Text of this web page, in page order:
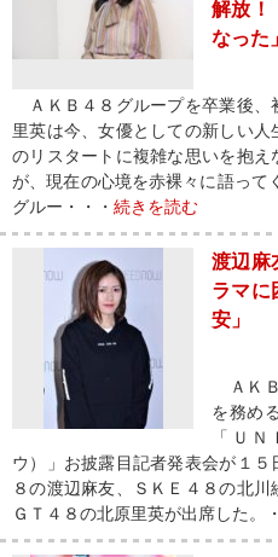
解放！
なった」
ＡＫＢ４８グループを卒業後、
里英は今、女優としての新しい
のリスタートに複雑な思いを抱
が、現在の心境を赤裸々に語って
グルー・・・ 続きを読む
渡辺麻
ラマ
安」
ＡＫ
を務め
「Ｕ
ウ）」お披露目記者発表会が１
８の渡辺麻友、ＳＫＥ４８の北
ＧＴ４８の北原里英が出席した。